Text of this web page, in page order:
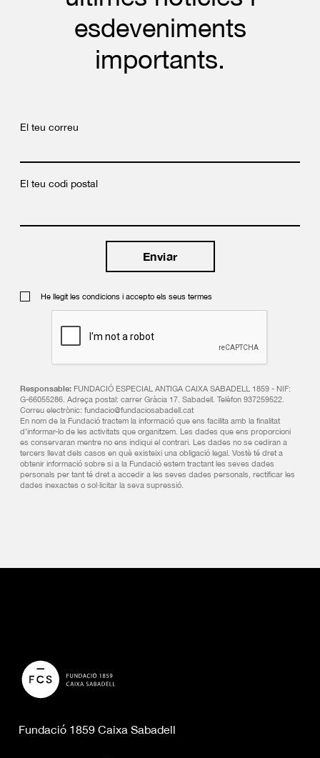
esdeveniments
importants.
El teu correu
El teu codi postal
He llegit les condicions i accepto els seus termes
Responsable: FUNDACIÓ ESPECIAL ANTIGA CAIXA SABADELL 1859 - NIF:
G-66055286. Adreça postal: carrer Gràcia 17. Sabadell. Telèfon 937259522.
Correu electrònic: fundacio@fundaciosabadell.cat
En nom de la Fundació tractem la informació que ens facilita amb la finalitat
d’informar-lo de les activitats que organitzem. Les dades que ens proporcioni
es conservaran mentre no ens indiqui el contrari. Les dades no se cediran a
tercers llevat dels casos en què existeixi una obligació legal. Vostè té dret a
obtenir informació sobre si a la Fundació estem tractant les seves dades
personals per tant té dret a accedir a les seves dades personals, rectificar les
dades inexactes o sol·licitar la seva supressió.
Fundació 1859 Caixa Sabadell